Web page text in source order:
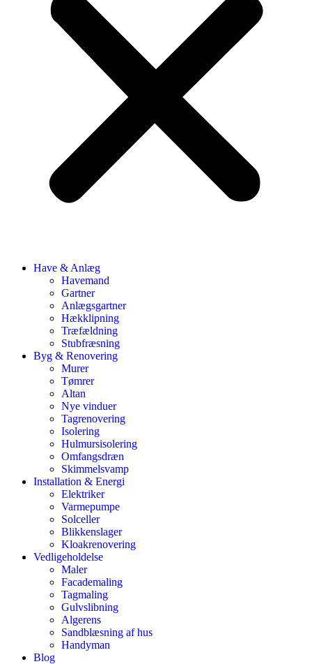
Have & Anlæg
Havemand
Gartner
Anlægsgartner
Hækklipning
Træfældning
Stubfræsning
Byg & Renovering
Murer
Tømrer
Altan
Nye vinduer
Tagrenovering
Isolering
Hulmursisolering
Omfangsdræn
Skimmelsvamp
Installation & Energi
Elektriker
Varmepumpe
Solceller
Blikkenslager
Kloakrenovering
Vedligeholdelse
Maler
Facademaling
Tagmaling
Gulvslibning
Algerens
Sandblæsning af hus
Handyman
Blog